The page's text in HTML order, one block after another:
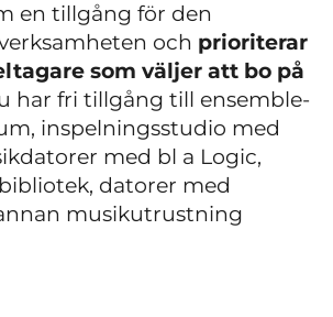
en tillgång för den
och prioriterar
som väljer att bo på
har fri tillgång till ensemble-
inspelningsstudio med
med bl a Logic,
datorer med
musikutrustning